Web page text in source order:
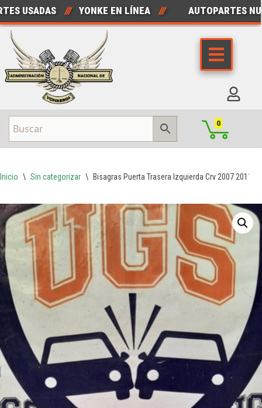
Saltar
al
contenido
/// YONKE EN LÍNEA /// AUTOPARTES
0
Inicio \ Sin categorizar \ Bisagras Puerta Trasera Izquierda Crv 2007 2011